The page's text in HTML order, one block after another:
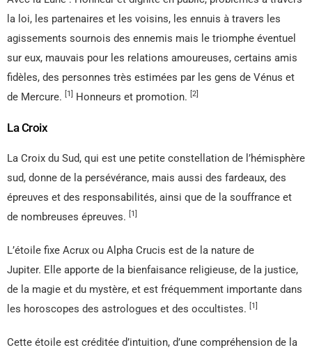
la loi, les partenaires et les voisins, les ennuis à travers les
agissements sournois des ennemis mais le triomphe éventuel
sur eux, mauvais pour les relations amoureuses, certains amis
fidèles, des personnes très estimées par les gens de Vénus et
de Mercure.
[1] Honneurs et promotion. [2]
La Croix
La Croix du Sud, qui est une petite constellation de l’hémisphère
sud, donne de la persévérance, mais aussi des fardeaux, des
épreuves et des responsabilités, ainsi que de la souffrance et
de nombreuses épreuves.
[1]
L’étoile fixe Acrux ou Alpha Crucis est de la nature de
Jupiter. Elle apporte de la bienfaisance religieuse, de la justice,
de la magie et du mystère, et est fréquemment importante dans
les horoscopes des astrologues et des occultistes.
[1]
Cette étoile est créditée d’intuition, d’une compréhension de la